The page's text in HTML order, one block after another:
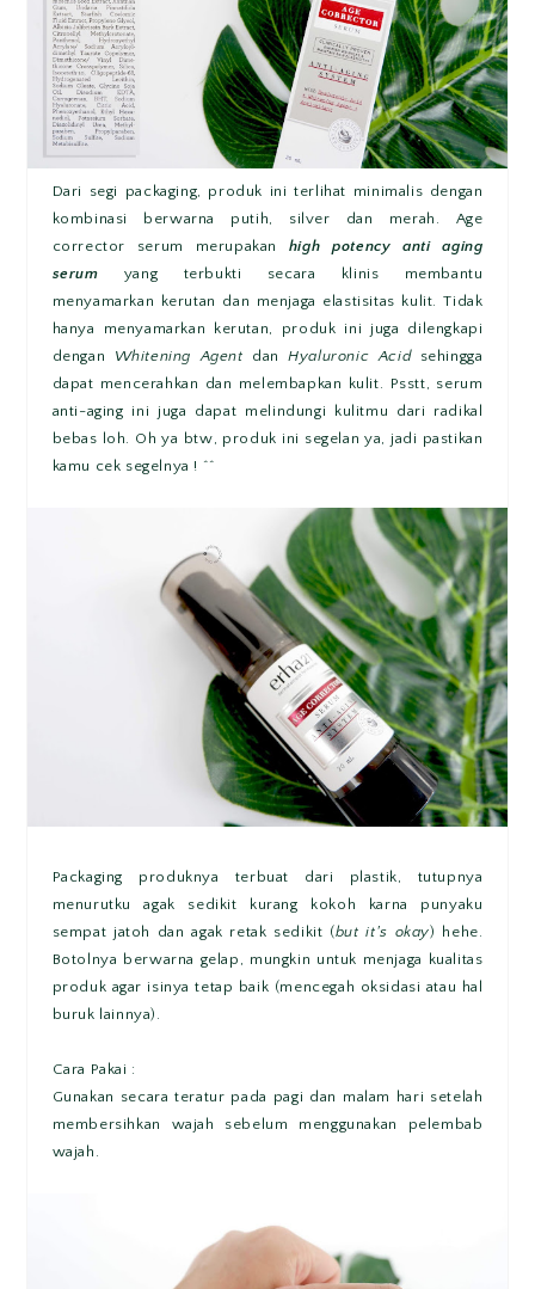
Dari segi packaging, produk ini terlihat minimalis dengan
kombinasi berwarna putih, silver dan merah. Age
corrector serum merupakan high potency anti aging
serum yang terbukti secara klinis membantu
menyamarkan kerutan dan menjaga elastisitas kulit. Tidak
hanya menyamarkan kerutan, produk ini juga dilengkapi
dengan Whitening Agent danHyaluronic Acidsehingga
dapat mencerahkan dan melembapkan kulit. Psstt, serum
anti-aging ini juga dapat melindungi kulitmu dari radikal
bebas loh. Oh ya btw, produk ini segelan ya, jadi pastikan
kamu cek segelnya ! ^^
Packaging produknya terbuat dari plastik, tutupnya
menurutku agak sedikit kurang kokoh karna punyaku
sempat jatoh dan agak retak sedikit (but it's okay) hehe.
Botolnya berwarna gelap, mungkin untuk menjaga kualitas
produk agar isinya tetap baik (mencegah oksidasi atau hal
buruk lainnya).
Cara Pakai :
Gunakan secara teratur pada pagi dan malam hari setelah
membersihkan wajah sebelum menggunakan pelembab
wajah.